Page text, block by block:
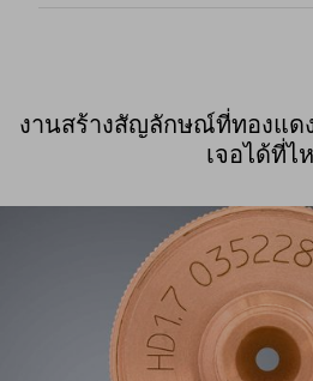
งานสร้างสัญลักษณ์ที่ทองแด
เจอได้ที่ไ